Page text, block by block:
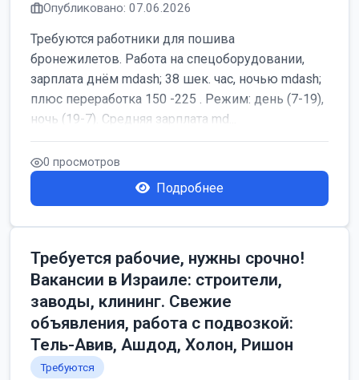
Опубликовано: 07.06.2026
Требуются работники для пошива
бронежилетов. Работа на спецоборудовании,
зарплата днём mdash; 38 шек. час, ночью mdash;
плюс переработка 150 -225 . Режим: день (7-19),
ночь (19-7). Средняя зарплата md...
0 просмотров
Подробнее
Требуется рабочие, нужны срочно!
Вакансии в Израиле: строители,
заводы, клининг. Свежие
объявления, работа с подвозкой:
Тель-Авив, Ашдод, Холон, Ришон
Требуются